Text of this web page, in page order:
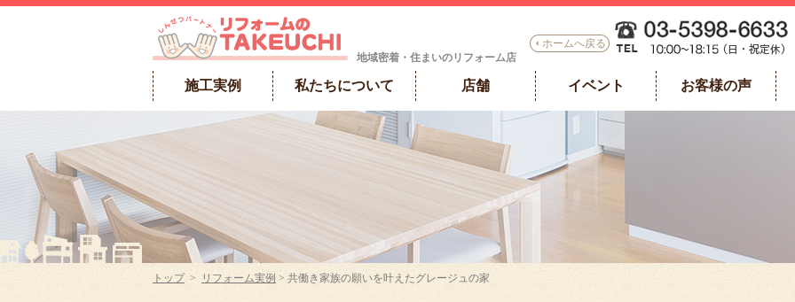
地域密着・住まいのリフォーム店
ホームへ戻る
施工実例 私たちについて 店舗 イベント お客様の声
トップ> リフォーム実例 > 共働き家族の願いを叶えたグレージュの家